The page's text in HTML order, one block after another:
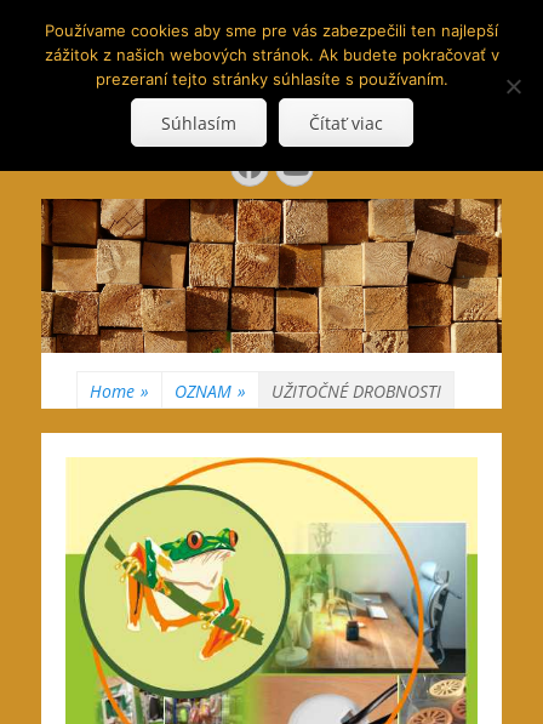
www.hranoly.sk
…kus prírody priamo k Vám
Search
Facebook
YouTube
Home » OZNAM » UŽITOČNÉ DROBNOSTI
Používame cookies aby sme pre vás zabezpečili ten najlepší
zážitok z našich webových stránok. Ak budete pokračovať v
prezeraní tejto stránky súhlasíte s používaním.
Súhlasím Čítať viac